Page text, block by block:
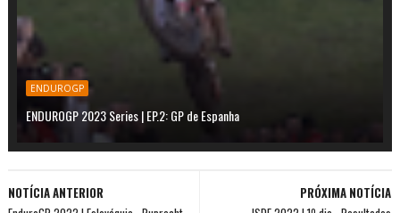
ENDUROGP
ENDUROGP 2023 Series | EP.2: GP de Espanha
PRÓXIMA NOTÍCIA
NOTÍCIA ANTERIOR